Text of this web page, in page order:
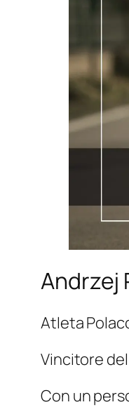
Andrzej
Atleta
Vincitore
Con un